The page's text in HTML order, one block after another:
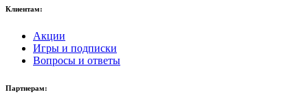
Клиентам:
Акции
Игры и подписки
Вопросы и ответы
Партнерам: